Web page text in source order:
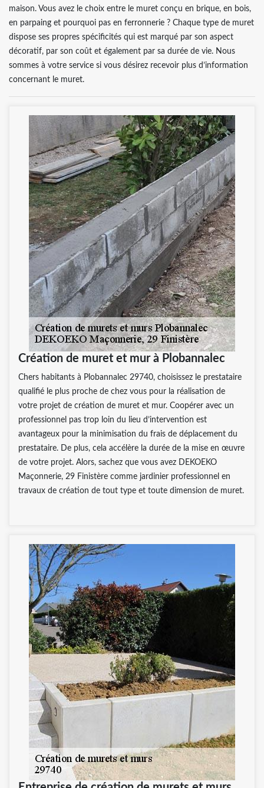
maison. Vous avez le choix entre le muret conçu en brique, en bois,
en parpaing et pourquoi pas en ferronnerie ? Chaque type de muret
dispose ses propres spécificités qui est marqué par son aspect
décoratif, par son coût et également par sa durée de vie. Nous
sommes à votre service si vous désirez recevoir plus d’information
concernant le muret.
Création de muret et mur à Plobannalec
Chers habitants à Plobannalec 29740, choisissez le prestataire
qualifié le plus proche de chez vous pour la réalisation de
votre projet de création de muret et mur. Coopérer avec un
professionnel pas trop loin du lieu d’intervention est
avantageux pour la minimisation du frais de déplacement du
prestataire. De plus, cela accélère la durée de la mise en œuvre
de votre projet. Alors, sachez que vous avez DEKOEKO
Maçonnerie, 29 Finistère comme jardinier professionnel en
travaux de création de tout type et toute dimension de muret.